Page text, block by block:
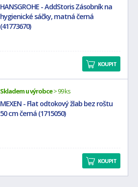
HANSGROHE - AddStoris Zásobník na
hygienické sáčky, matná černá
(41773670)
KOUPIT
Skladem u výrobce> 99 ks
MEXEN - Flat odtokový žlab bez roštu
50 cm černá (1715050)
KOUPIT